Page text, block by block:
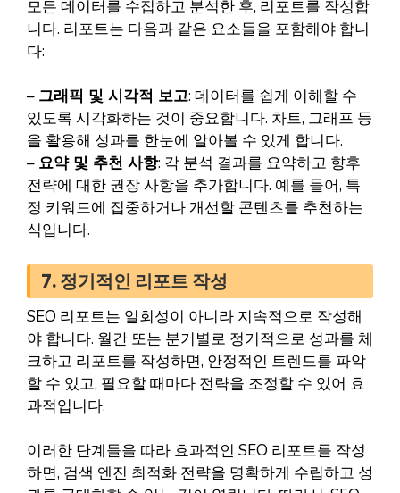
모든 데이터를 수집하고 분석한 후, 리포트를 작성합
니다. 리포트는 다음과 같은 요소들을 포함해야 합니
다:
– 그래픽 및 시각적 보고: 데이터를 쉽게 이해할 수
있도록 시각화하는 것이 중요합니다. 차트, 그래프 등
을 활용해 성과를 한눈에 알아볼 수 있게 합니다.
– 요약 및 추천 사항: 각 분석 결과를 요약하고 향후
전략에 대한 권장 사항을 추가합니다. 예를 들어, 특
정 키워드에 집중하거나 개선할 콘텐츠를 추천하는
식입니다.
7. 정기적인 리포트 작성
SEO 리포트는 일회성이 아니라 지속적으로 작성해
야 합니다. 월간 또는 분기별로 정기적으로 성과를 체
크하고 리포트를 작성하면, 안정적인 트렌드를 파악
할 수 있고, 필요할 때마다 전략을 조정할 수 있어 효
과적입니다.
이러한 단계들을 따라 효과적인 SEO 리포트를 작성
하면, 검색 엔진 최적화 전략을 명확하게 수립하고 성